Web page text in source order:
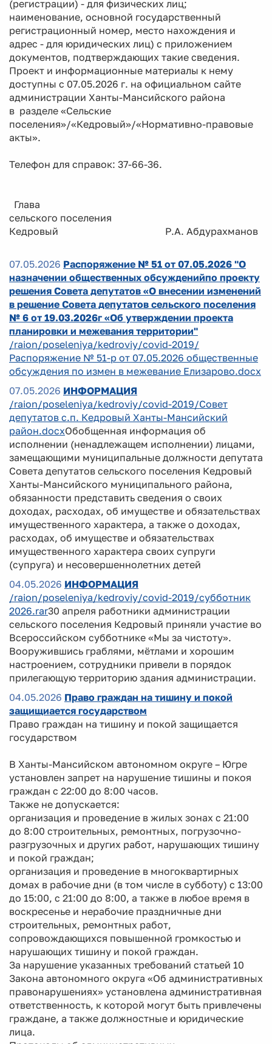
(регистрации) - для физических лиц;
наименование, основной государственный
регистрационный номер, место нахождения и
адрес - для юридических лиц) с приложением
документов, подтверждающих такие сведения.
Проект и информационные материалы к нему
доступны с 07.05.2026 г. на официальном сайте
администрации Ханты-Мансийского района
в разделе «Сельские
поселения»/«Кедровый»/«Нормативно-правовые
акты».
Телефон для справок: 37-66-36.
Глава
сельского поселения
Кедровый Р.А. Абдурахманов
07.05.2026 Распоряжение № 51 от 07.05.2026 "О
назначении общественных обсужденийпо проекту
решения Совета депутатов «О внесении изменений
в решение Совета депутатов сельского поселения
№ 6 от 19.03.2026г «Об утверждении проекта
планировки и межевания территории"
/raion/poseleniya/kedroviy/covid-2019/
Распоряжение № 51-р от 07.05.2026 общественные
обсуждения по измен в межевание Елизарово.docx
07.05.2026 ИНФОРМАЦИЯ
/raion/poseleniya/kedroviy/covid-2019/Совет
депутатов с.п. Кедровый Ханты-Мансийский
район.docxОбобщенная информация об
исполнении (ненадлежащем исполнении) лицами,
замещающими муниципальные должности депутата
Совета депутатов сельского поселения Кедровый
Ханты-Мансийского муниципального района,
обязанности представить сведения о своих
доходах, расходах, об имуществе и обязательствах
имущественного характера, а также о доходах,
расходах, об имуществе и обязательствах
имущественного характера своих супруги
(супруга) и несовершеннолетних детей
04.05.2026 ИНФОРМАЦИЯ
/raion/poseleniya/kedroviy/covid-2019/субботник
2026.rar30 апреля работники администрации
сельского поселения Кедровый приняли участие во
Всероссийском субботнике «Мы за чистоту».
Вооружившись граблями, мётлами и хорошим
настроением, сотрудники привели в порядок
прилегающую территорию здания администрации.
04.05.2026 Право граждан на тишину и покой
защищиается государством
Право граждан на тишину и покой защищается
государством
В Ханты-Мансийском автономном округе – Югре
установлен запрет на нарушение тишины и покоя
граждан с 22:00 до 8:00 часов.
Также не допускается:
организация и проведение в жилых зонах с 21:00
до 8:00 строительных, ремонтных, погрузочно-
разгрузочных и других работ, нарушающих тишину
и покой граждан;
организация и проведение в многоквартирных
домах в рабочие дни (в том числе в субботу) с 13:00
до 15:00, с 21:00 до 8:00, а также в любое время в
воскресенье и нерабочие праздничные дни
строительных, ремонтных работ,
сопровождающихся повышенной громкостью и
нарушающих тишину и покой граждан.
За нарушение указанных требований статьей 10
Закона автономного округа «Об административных
правонарушениях» установлена административная
ответственность, к которой могут быть привлечены
граждане, а также должностные и юридические
лица.